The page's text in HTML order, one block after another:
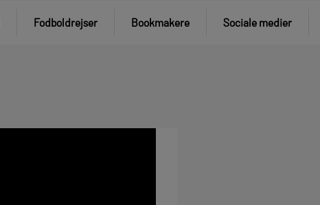
Fodboldrejser Bookmakere Sociale medier